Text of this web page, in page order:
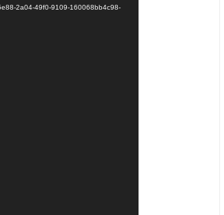
2a04-49f0-9109-160068bb4c98-